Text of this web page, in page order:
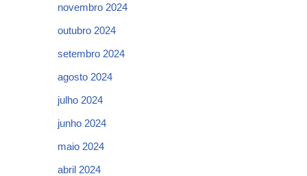
novembro 2024
outubro 2024
setembro 2024
agosto 2024
julho 2024
junho 2024
maio 2024
abril 2024